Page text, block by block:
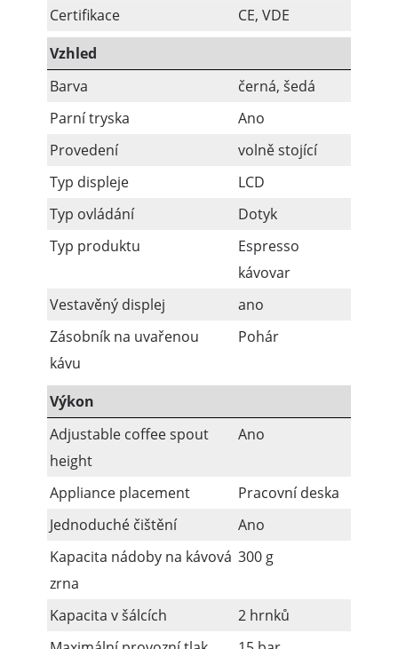
Certifikace
CE, VDE
Vzhled
Barva
černá, šedá
Parní tryska
Ano
Provedení
volně stojící
Typ displeje
LCD
Typ ovládání
Dotyk
Typ produktu
Espresso
kávovar
Vestavěný displej
ano
Zásobník na uvařenou
kávu
Pohár
Výkon
Adjustable coffee spout
height
Ano
Appliance placement
Pracovní deska
Jednoduché čištění
Ano
Kapacita nádoby na kávová
zrna
300 g
Kapacita v šálcích
2 hrnků